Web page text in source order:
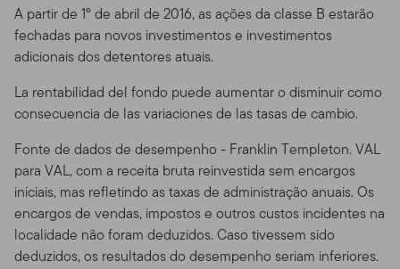
A partir de 1º de abril de 2016, as ações da classe B estarão
fechadas para novos investimentos e investimentos
adicionais dos detentores atuais.
La rentabilidad del fondo puede aumentar o disminuir como
consecuencia de las variaciones de las tasas de cambio.
Fonte de dados de desempenho - Franklin Templeton. VAL
para VAL, com a receita bruta reinvestida sem encargos
iniciais, mas refletindo as taxas de administração anuais. Os
encargos de vendas, impostos e outros custos incidentes na
localidade não foram deduzidos. Caso tivessem sido
deduzidos, os resultados do desempenho seriam inferiores.
formalmente acordado condições diferentes.
Esse site é dirigido a certos negociadores qualificados
Franklin Templeton, e que morem fora dos Estados
Unidos. Também dirigido a investidores dos produtos
Franklin Templeton que residam fora dos EUA. Se você
escolher acessar esse site de lugares de dentro dos
Estados Unidos, o faz por seu próprio risco e iniciativa, e
é responsável pelo cumprimento de todas as leis
aplicáveis.
Sua Conta de Acesso Online.Se você mantiver uma